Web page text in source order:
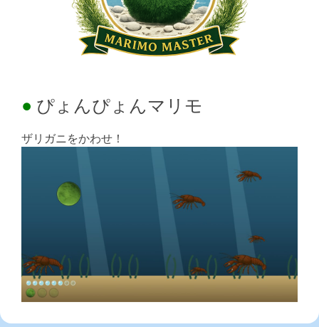
ぴょんぴょんマリモ
ザリガニをかわせ！